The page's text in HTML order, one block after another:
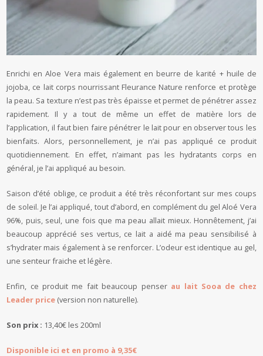
Enrichi en Aloe Vera mais également en beurre de karité + huile de
jojoba, ce lait corps nourrissant Fleurance Nature renforce et protège
la peau. Sa texture n’est pas très épaisse et permet de pénétrer assez
rapidement. Il y a tout de même un effet de matière lors de
l’application, il faut bien faire pénétrer le lait pour en observer tous les
bienfaits. Alors, personnellement, je n’ai pas appliqué ce produit
quotidiennement. En effet, n’aimant pas les hydratants corps en
général, je l’ai appliqué au besoin.
Saison d’été oblige, ce produit a été très réconfortant sur mes coups
de soleil. Je l’ai appliqué, tout d’abord, en complément du gel Aloé Vera
96%, puis, seul, une fois que ma peau allait mieux. Honnêtement, j’ai
beaucoup apprécié ses vertus, ce lait a aidé ma peau sensibilisé à
s’hydrater mais également à se renforcer. L’odeur est identique au gel,
une senteur fraiche et légère.
Enfin, ce produit me fait beaucoup penser au lait Sooa de chez
Leader price (version non naturelle).
Son prix : 13,40€ les 200ml
Disponible ici et en promo à 9,35€